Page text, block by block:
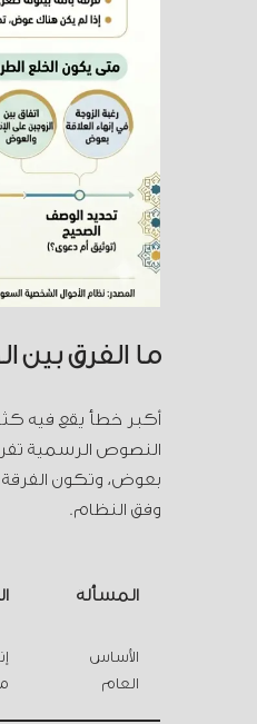
ما الفرق بين
أكبر خطأ يقع فيه
النصوص الرسمية تفرق
بعوض، وتكون الفرقة
وفق النظام.
المسألة
الأساس
العام